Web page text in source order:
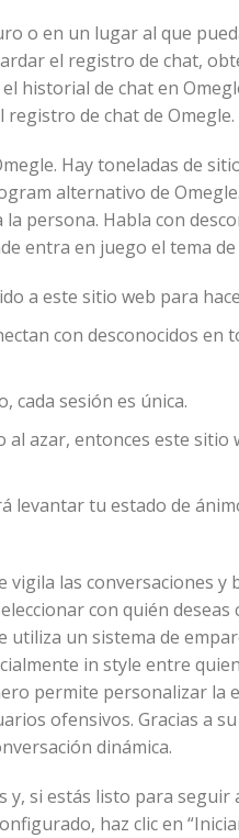
o en un lugar al que
el registro de chat,
historial de chat en
de chat de Omegle.
Hay toneladas de
alternativo de
persona. Habla con
entra en juego el tema
a este sitio web para
con desconocidos en
cada sesión es única.
azar, entonces este
levantar tu estado de
las conversaciones
con quién deseas
un sistema de
in style entre
permite personalizar la
ofensivos. Gracias a
dinámica.
si estás listo para seguir
haz clic en